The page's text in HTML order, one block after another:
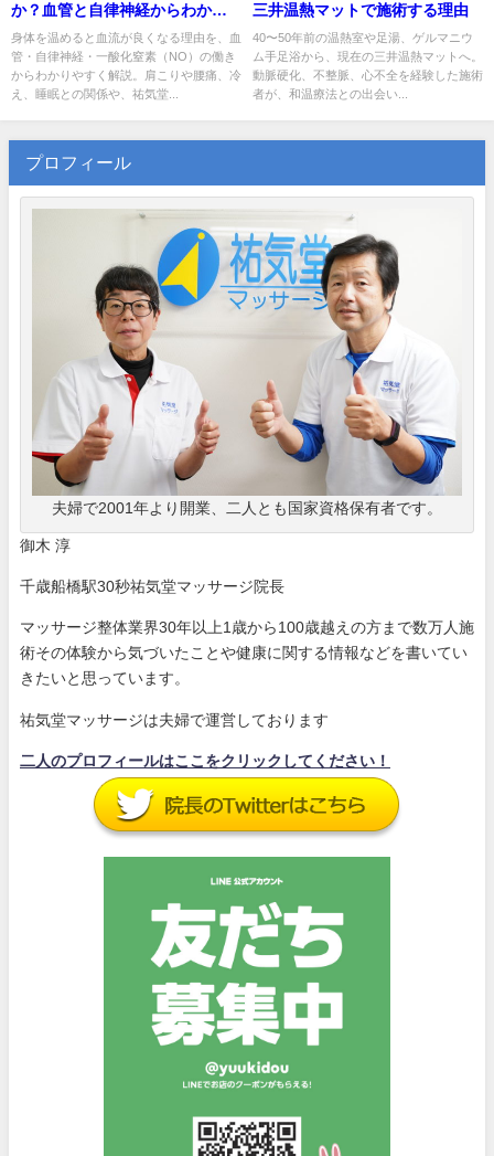
か？血管と自律神経からわかり
やすく解説
身体を温めると血流が良くなる理由を、血
管・自律神経・一酸化窒素（NO）の働き
からわかりやすく解説。肩こりや腰痛、冷
え、睡眠との関係や、祐気堂...
三井温熱マットで施術する理由
40〜50年前の温熱室や足湯、ゲルマニウ
ム手足浴から、現在の三井温熱マットへ。
動脈硬化、不整脈、心不全を経験した施術
者が、和温療法との出会い...
プロフィール
夫婦で2001年より開業、二人とも国家資格保有者です。
御木 淳
千歳船橋駅30秒祐気堂マッサージ院長
マッサージ整体業界30年以上1歳から100歳越えの方まで数万人施
術その体験から気づいたことや健康に関する情報などを書いてい
きたいと思っています。
祐気堂マッサージは夫婦で運営しております
二人のプロフィールはここをクリックしてください！